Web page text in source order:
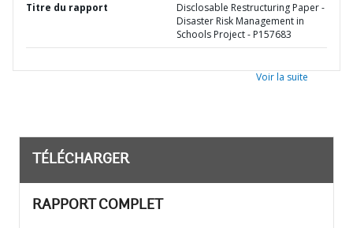
Titre du rapport
Disclosable Restructuring Paper -
Disaster Risk Management in
Schools Project - P157683
Voir la suite
TÉLÉCHARGER
RAPPORT COMPLET